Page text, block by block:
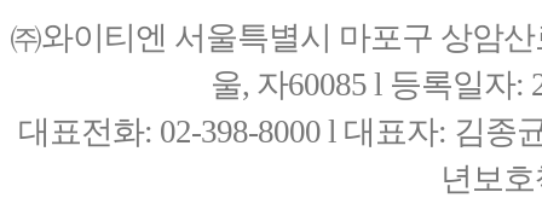
㈜와이티엔 서울특별시 마포구 상암
울, 자60085 l 등록일자:
대표전화: 02-398-8000 l 대표자: 김종
년보